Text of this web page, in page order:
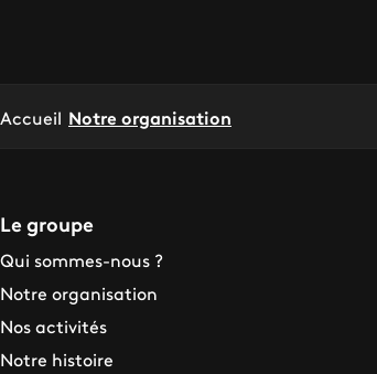
Accueil Notre organisation
Le groupe
Qui sommes-nous ?
Notre organisation
Nos activités
Notre histoire